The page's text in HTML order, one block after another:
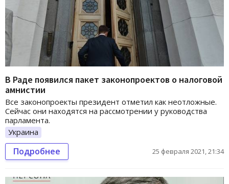
В Раде появился пакет законопроектов о налоговой
амнистии
Все законопроекты президент отметил как неотложные.
Сейчас они находятся на рассмотрении у руководства
парламента.
Украина
Подробнее 25 февраля 2021, 21:34